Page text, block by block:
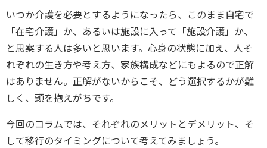
いつか介護を必要とするようになったら、このまま自宅で
「在宅介護」か、あるいは施設に入って「施設介護」か、
と思案する人は多いと思います。心身の状態に加え、人そ
れぞれの生き方や考え方、家族構成などにもよるので正解
はありません。正解がないからこそ、どう選択するかが難
しく、頭を抱えがちです。
今回のコラムでは、それぞれのメリットとデメリット、そ
して移行のタイミングについて考えてみましょう。